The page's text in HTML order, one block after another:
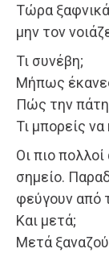
Τώρα
μην τον
Τι συνέβη;
Μήπως
Πώς την
Τι μπορείς
Οι πιο
σημείο.
φεύγουν από
Και μετά;
Μετά